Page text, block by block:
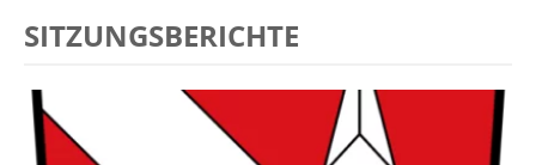
SITZUNGSBERICHTE